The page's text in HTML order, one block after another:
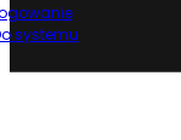
systemu